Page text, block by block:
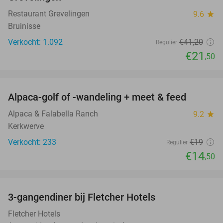
Restaurant Grevelingen 9.6 star
Bruinisse
Verkocht: 1.092
Regulier €41,20
€21 ,50
Alpaca-golf of -wandeling + meet & feed
Alpaca & Falabella Ranch 9.2 star
Kerkwerve
Verkocht: 233
Regulier €19
€14,50
3-gangendiner bij Fletcher Hotels
Fletcher Hotels